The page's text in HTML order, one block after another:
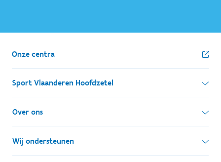
Onze centra
Sport Vlaanderen Hoofdzetel
Simon Bolivarlaan 17
1000 Brussel
Ondernemingsnummer: BE 0248.142.826
Over ons
Wie zijn we, wat doen we
Onze centra
Wij ondersteunen